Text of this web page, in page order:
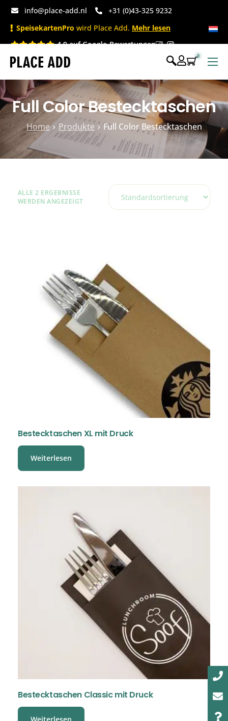
info@place-add.nl
+31 (0)43-325 9232
SpeisekartenPro wird Place Add. Mehr lesen
4.9 auf Google-Bewertungen
Speisekarten
Bedruckte Einwegartikel
Einwegartikel Shop
Tischaccessoires & Co
0
Full Color Bestecktaschen
Home Produkte Full Color Bestecktaschen
ALLE 2 ERGEBNISSE
WERDEN ANGEZEIGT
Bestecktaschen XL mit Druck
Weiterlesen
Bestecktaschen Classic mit Druck